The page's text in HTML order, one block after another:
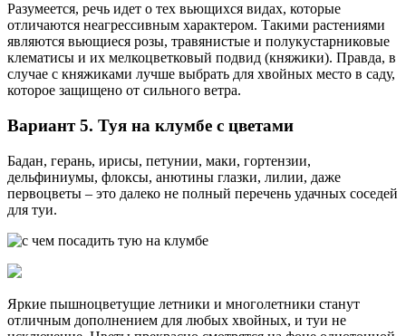
Разумеется, речь идет о тех вьющихся видах, которые
отличаются неагрессивным характером. Такими растениями
являются вьющиеся розы, травянистые и полукустарниковые
клематисы и их мелкоцветковый подвид (княжики). Правда, в
случае с княжиками лучше выбрать для хвойных место в саду,
которое защищено от сильного ветра.
Вариант 5. Туя на клумбе с цветами
Бадан, герань, ирисы, петунии, маки, гортензии,
дельфиниумы, флоксы, анютины глазки, лилии, даже
первоцветы – это далеко не полный перечень удачных соседей
для туи.
Яркие пышноцветущие летники и многолетники станут
отличным дополнением для любых хвойных, и туи не